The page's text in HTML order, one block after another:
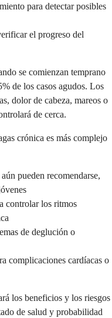
para detectar posibles
el progreso del
se comienzan temprano
de los casos agudos. Los
dolor de cabeza, mareos o
de cerca.
crónica es más complejo
pueden recomendarse,
controlar los ritmos
de deglución o
complicaciones cardíacas o
los beneficios y los riesgos
de salud y probabilidad